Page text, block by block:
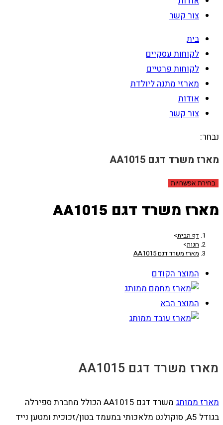
צור קשר
בית
לקוחות עסקיים
לקוחות פרטיים
מארזי מתנה ליולדת
אודות
צור קשר
נבחר:
מארז משרד דגם AA1015
בחירת אפשרויות
מארז משרד דגם AA1015
דף הבית>
חנות>
מארז משרד דגם AA1015
המוצר הקודם
המוצר הבא
מארז משרד דגם AA1015
מארז ממותג
משרד דגם AA1015 הכולל מחברת ספירלה
בגודל A5, סוקולנט מלאכותי במעמד בטון/זכוכית ומטען נייד